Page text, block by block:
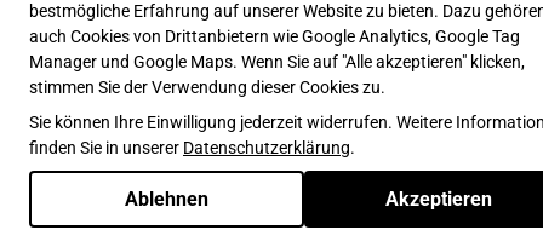
bestmögliche Erfahrung auf unserer Website zu bieten. Dazu
auch Cookies von Drittanbietern wie Google Analytics, Google Tag
Manager und Google Maps. Wenn Sie auf "Alle akzeptieren" klicken,
stimmen Sie der Verwendung dieser Cookies zu.
Sie können Ihre Einwilligung jederzeit widerrufen. Weitere
finden Sie in unserer Datenschutzerklärung.
Ablehnen Akzeptieren